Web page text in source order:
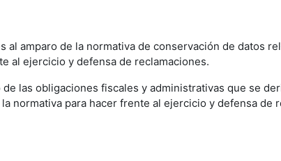
amparo de la normativa de conservación de datos
al ejercicio y defensa de reclamaciones.
las obligaciones fiscales y administrativas que se
normativa para hacer frente al ejercicio y defensa de